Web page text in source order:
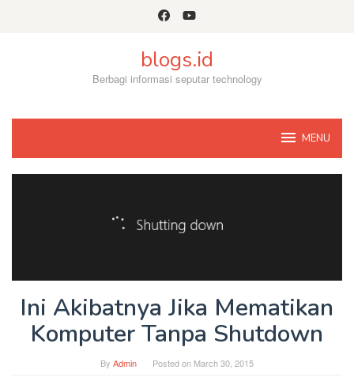
blogs.id
Berbagi informasi seputar technology
MENU
Ini Akibatnya Jika Mematikan
Komputer Tanpa Shutdown
By Admin Posted on March 30, 2015